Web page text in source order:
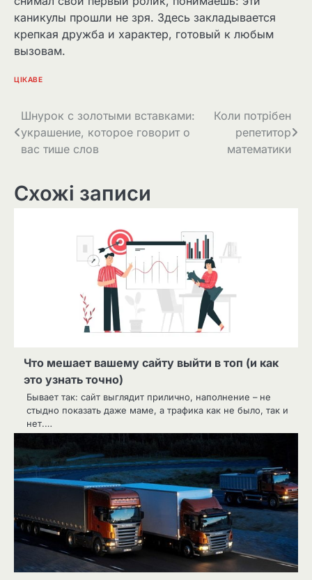
каникулы прошли не зря. Здесь закладывается
крепкая дружба и характер, готовый к любым
вызовам.
ЦІКАВЕ
Навігація
записів
Шнурок с золотыми вставками:
украшение, которое говорит о
вас тише слов
Коли потрібен
репетитор
математики
Схожі записи
Что мешает вашему сайту выйти в топ (и как
это узнать точно)
Бывает так: сайт выглядит прилично, наполнение – не
стыдно показать даже маме, а трафика как не было, так и
нет.…